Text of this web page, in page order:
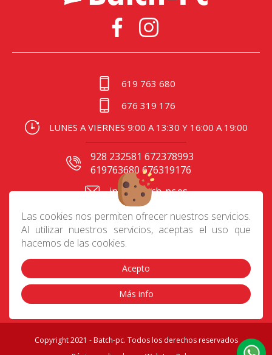
Las cookies nos permiten ofrecer nuestros servicios.
Al utilizar nuestros servicios, aceptas el uso que
hacemos de las cookies.
Acepto
Más info
619 763 680
676 319 176
LUNES A VIERNES 9:00 A 13:30 Y 16:00 A 19:00
928 232581 672378993
619763680 676319176
info@batch-pc.es
C/ Gral. Mas de Gaminde
24 35006, Las Palmas
Contacto Aviso Legal|Política de privacidad
|
Preguntas frecuentes|Envíos|Devoluciones|
Condiciones de compra
Copyright 2021 - Batch-pc. Todos los derechos reservados